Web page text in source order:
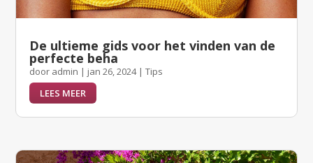
De ultieme gids voor het vinden van de
perfecte beha
door admin | jan 26, 2024|Tips
LEES MEER